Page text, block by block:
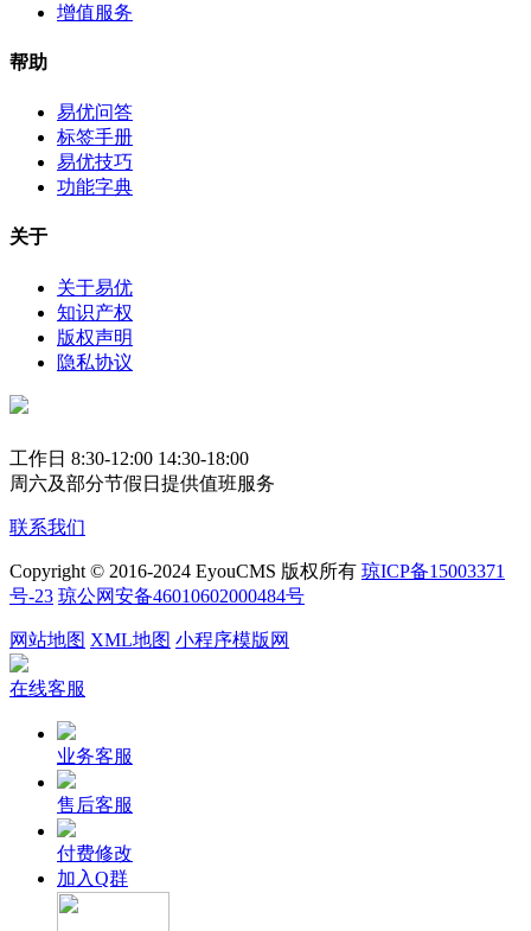
增值服务
帮助
易优问答
标签手册
易优技巧
功能字典
关于
关于易优
知识产权
版权声明
隐私协议
工作日 8:30-12:00 14:30-18:00
周六及部分节假日提供值班服务
联系我们
Copyright © 2016-2024 EyouCMS 版权所有 琼ICP备15003371
号-23 琼公网安备46010602000484号
网站地图 XML地图 小程序模版网
在线客服
业务客服
售后客服
付费修改
加入Q群